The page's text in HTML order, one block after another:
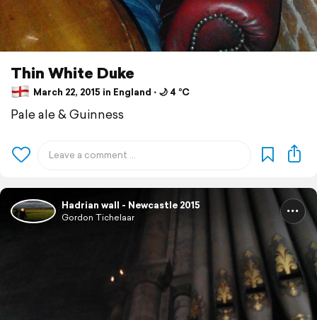
Thin White Duke
March 22, 2015 in England ⋅ 🌙 4 °C
Pale ale & Guinness
Hadrian wall - Newcastle 2015
Gordon Tichelaar